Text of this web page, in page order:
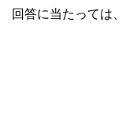
回答に当たっては、